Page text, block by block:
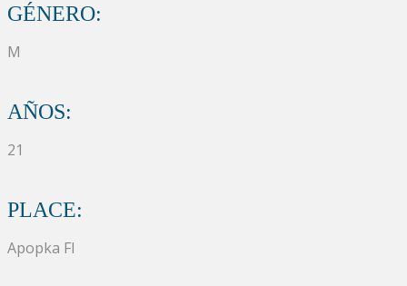
GÉNERO:
M
AÑOS:
21
PLACE:
Apopka Fl